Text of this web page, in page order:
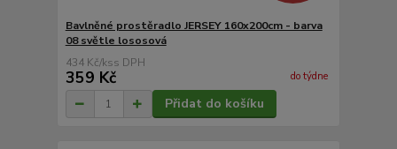
Bavlněné prostěradlo JERSEY 160x200cm - barva
08 světle lososová
434 Kč/ks
359 Kč do týdne
Přidat do košíku